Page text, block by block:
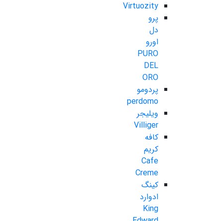
Virtuozity
پرو
دل
اورو
PURO
DEL
ORO
پردومو
perdomo
ویلیجر
Villiger
کافه
کریم
Cafe
Creme
کینگ
ادوارد
King